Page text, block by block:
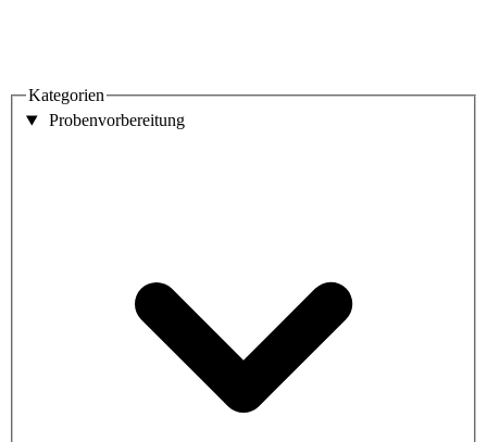
Kategorien
Probenvorbereitung